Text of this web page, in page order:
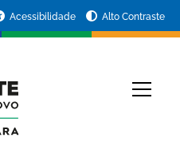
Acessibilidade Alto Contraste